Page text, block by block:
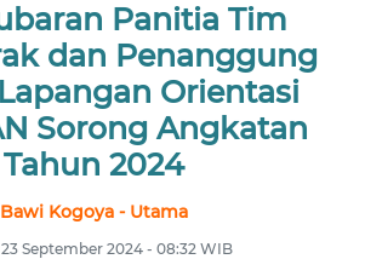
Panitia Tim
dan Penanggung
Orientasi
Sorong Angkatan
Tahun 2024
Bawi Kogoya - Utama
September 2024 - 08:32 WIB